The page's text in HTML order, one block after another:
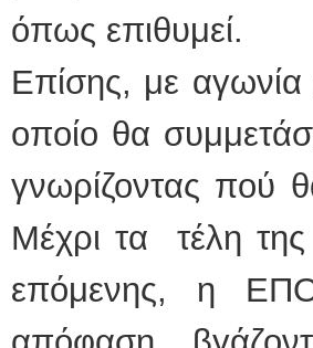
όπως επιθυμεί.
Επίσης, με αγωνία
οποίο θα
γνωρίζοντας πού
Μέχρι τα τέλη
επόμενης, η